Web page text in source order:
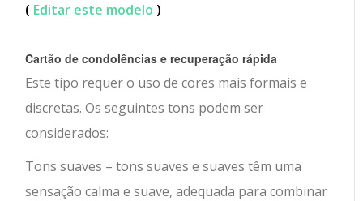
( Editar este modelo )
Cartão de condolências e recuperação rápida
Este tipo requer o uso de cores mais formais e
discretas. Os seguintes tons podem ser
considerados:
Tons suaves – tons suaves e suaves têm uma
sensação calma e suave, adequada para combinar